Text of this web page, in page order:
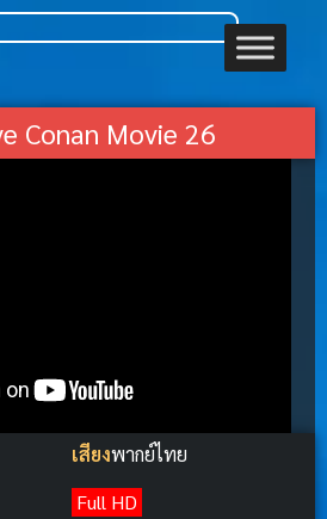
Conan Movie 26
เสียงพากย์ไทย
Full HD